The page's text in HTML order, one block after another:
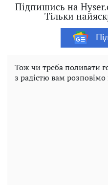
Підпишись на
Тільки
Тож чи треба поливати
з радістю вам